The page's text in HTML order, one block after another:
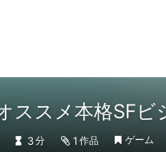
ススメ本格SF
3分 1 作品 ゲーム